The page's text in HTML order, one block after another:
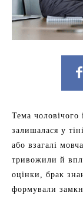
Тема чоловічого
залишалася у
або взагалі
тривожили й
оцінки, брак
формували